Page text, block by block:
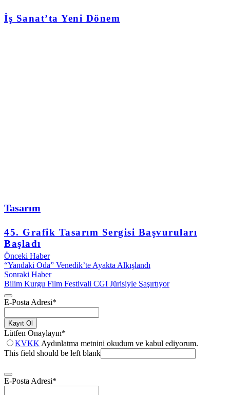
İş Sanat’ta Yeni Dönem
Tasarım
45. Grafik Tasarım Sergisi Başvuruları
Başladı
Önceki Haber
“Yandaki Oda” Venedik’te Ayakta Alkışlandı
Sonraki Haber
Bilim Kurgu Film Festivali CGI Jürisiyle Şaşırtıyor
E-Posta Adresi*
Kayıt Ol
Lütfen Onaylayın*
KVKK Aydınlatma metnini okudum ve kabul ediyorum.
This field should be left blank
E-Posta Adresi*